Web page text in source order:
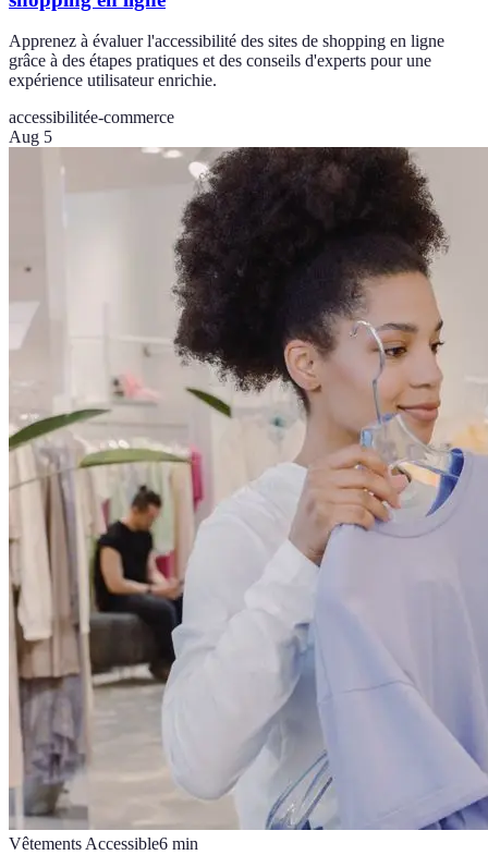
Apprenez à évaluer l'accessibilité des sites de shopping en ligne
grâce à des étapes pratiques et des conseils d'experts pour une
expérience utilisateur enrichie.
accessibilitée-commerce
Aug 5
Vêtements Accessible6 min